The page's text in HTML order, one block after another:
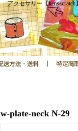
アクセサリー【
w-plate-neck N-29